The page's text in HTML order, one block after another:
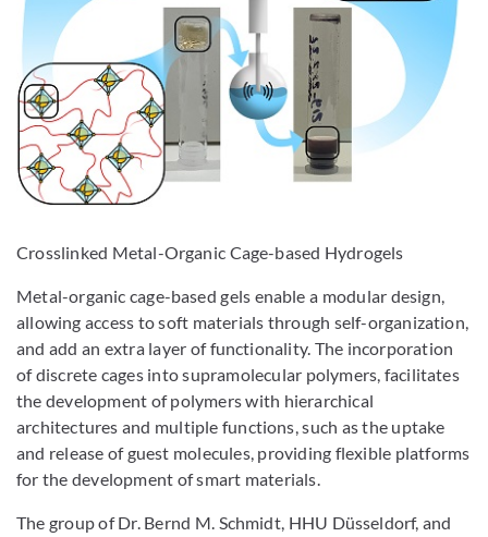
Crosslinked Metal-Organic Cage-based Hydrogels
Metal-organic cage-based gels enable a modular design,
allowing access to soft materials through self-organization,
and add an extra layer of functionality. The incorporation
of discrete cages into supramolecular polymers, facilitates
the development of polymers with hierarchical
architectures and multiple functions, such as the uptake
and release of guest molecules, providing flexible platforms
for the development of smart materials.
The group of Dr. Bernd M. Schmidt, HHU Düsseldorf, and